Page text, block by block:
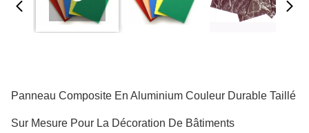
Panneau Composite En Aluminium Couleur Durable Taillé
Sur Mesure Pour La Décoration De Bâtiments